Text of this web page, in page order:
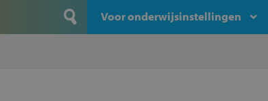
Voor onderwijsinstellingen